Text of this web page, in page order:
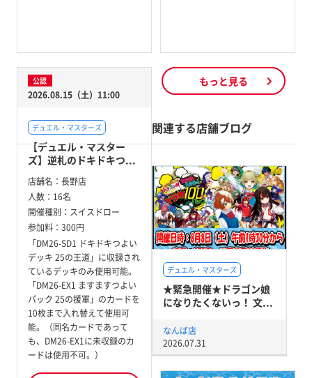
公認
2026.08.15（土）11:00
デュエル・マスターズ
【デュエル・マスター
ズ】逆札のドキドキつ...
店舗名： 長野店
人数： 16名
開催種別： スイスドロー
参加料： 300円
「DM26-SD1 ドキドキつよい
デッキ 25の王道」に収録され
ているデッキのみ使用可能。
「DM26-EX1 ますますつよい
パック 25の援軍」のカードを
10枚まで入れ替えて使用可
能。（同名カードであって
も、DM26-EX1に未収録のカ
ードは使用不可。）
もっと見る
関連する店舗ブログ
デュエル・マスターズ
★緊急開催★ドラゴン娘
になりたくないっ！ 文...
なんば店
2026.07.31